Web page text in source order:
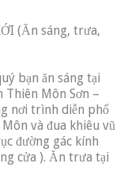
(Ăn sáng, trưa,
bạn ăn sáng tại
Thiên Môn Sơn –
nơi trình diễn phổ
và đua khiêu vũ
đường gác kính
cửa ). Ăn trưa tại